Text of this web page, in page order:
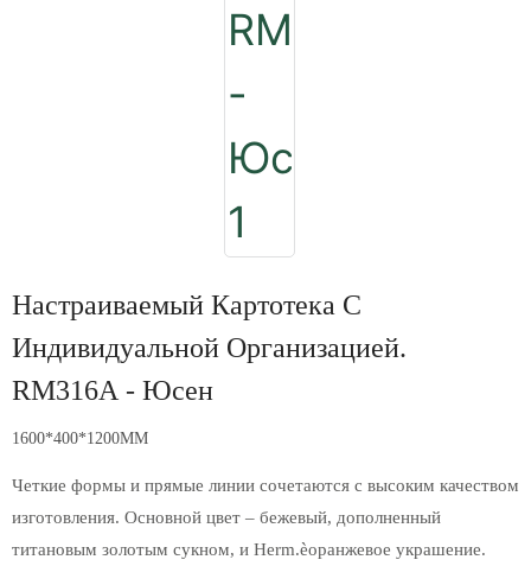
Настраиваемый Картотека С
Индивидуальной Организацией.
RM316A - Юсен
1600*400*1200MM
Четкие формы и прямые линии сочетаются с высоким качеством
изготовления. Основной цвет – бежевый, дополненный
титановым золотым сукном, и Herm.èоранжевое украшение.